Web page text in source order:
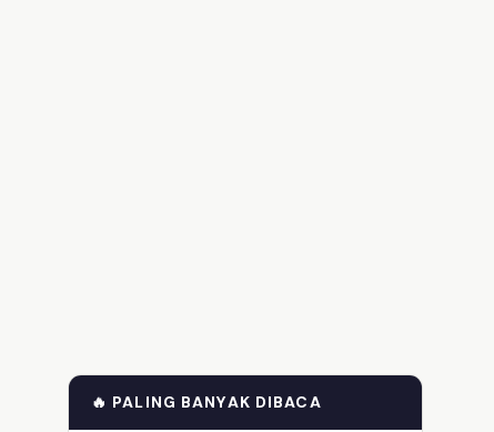
🔥 PALING BANYAK DIBACA